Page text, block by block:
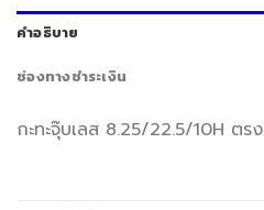
คำอธิบาย
ช่องทางชำระเงิน
กะทะจุ๊บเลส 8.25/22.5/10H ตรง